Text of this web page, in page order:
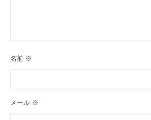
名前 ※
メール ※